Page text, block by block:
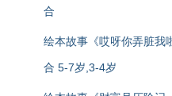
合
绘本故事《哎呀你弄脏我
合 5-7岁,3-4岁